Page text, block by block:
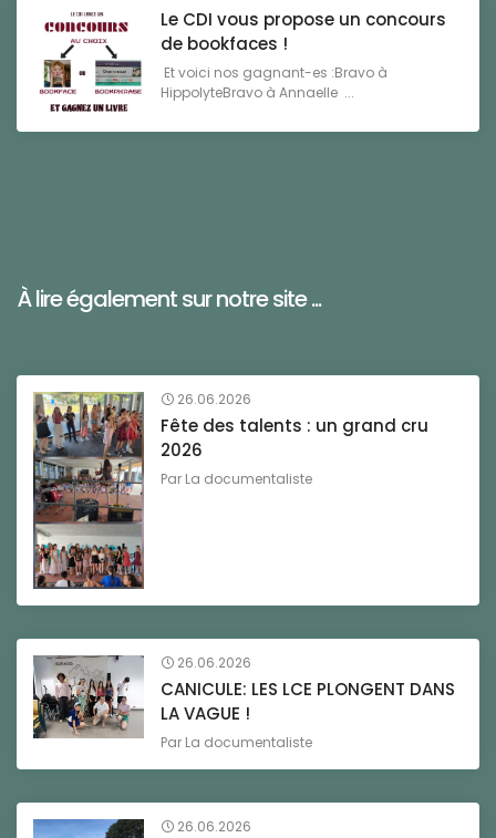
Le CDI vous propose un concours
de bookfaces !
Et voici nos gagnant-es :Bravo à
HippolyteBravo à Annaelle ...
À lire également sur notre site ...
26.06.2026
Fête des talents : un grand cru
2026
Par La documentaliste
26.06.2026
CANICULE: LES LCE PLONGENT DANS
LA VAGUE !
Par La documentaliste
26.06.2026